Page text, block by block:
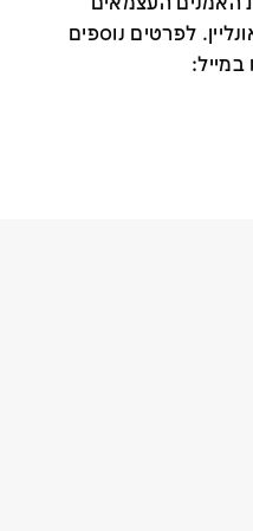
. לפרטים נוספים
במייל: